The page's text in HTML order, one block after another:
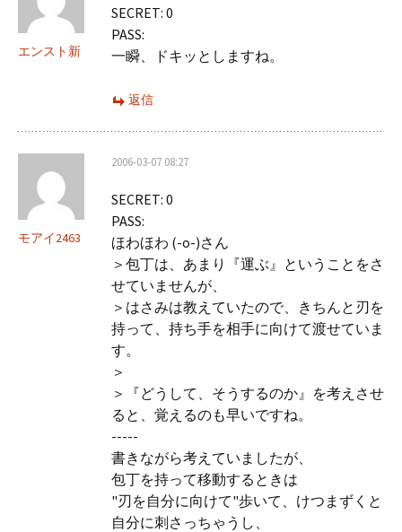
エンスト新
SECRET: 0
PASS:
一瞬、ドキッとしますね。
返信
モアイ2463
2006-03-07 08:27
SECRET: 0
PASS:
ほわほわ (-o-)さん
＞包丁は、あまり『運ぶ』ということをさ
せていませんが、
＞はさみは教えていたので、きちんと刃を
持って、持ち手を相手に向けて渡せていま
す。
＞
＞『どうして、そうするのか』を考えさせ
ると、覚えるのも早いですね。
-----
書きながら考えていましたが、
包丁を持って移動するときは
"刃を自分に向けて"歩いて、けつまずくと
自分に刺さっちゃうし、